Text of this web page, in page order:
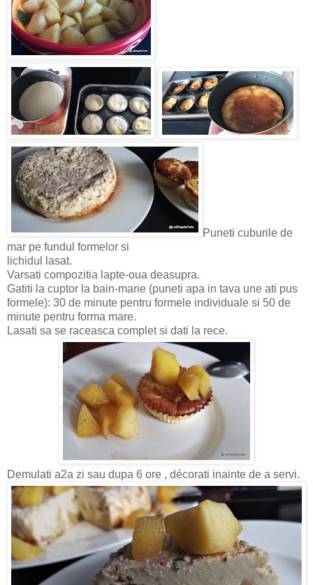
Puneti cuburile de
mar pe fundul formelor si
lichidul lasat.
Varsati compozitia lapte-oua deasupra.
Gatiti la cuptor la bain-marie (puneti apa in tava une ati pus
formele): 30 de minute pentru formele individuale si 50 de
minute pentru forma mare.
Lasati sa se raceasca complet si dati la rece.
Demulati a2a zi sau dupa 6 ore , décorati inainte de a servi.